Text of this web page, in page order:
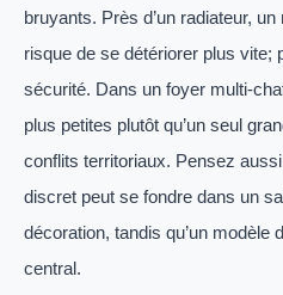
bruyants. Près d’un radiateur,
risque de se détériorer plus vite;
sécurité. Dans un foyer multi-
plus petites plutôt qu’un seul
conflits territoriaux. Pensez
discret peut se fondre dans un
décoration, tandis qu’un modèle
central.